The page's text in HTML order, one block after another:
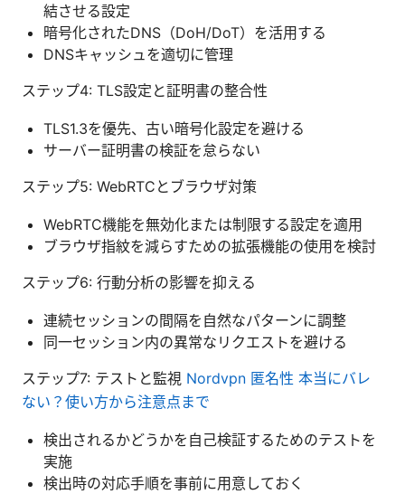
結させる設定
暗号化されたDNS（DoH/DoT）を活用する
DNSキャッシュを適切に管理
ステップ4: TLS設定と証明書の整合性
TLS1.3を優先、古い暗号化設定を避ける
サーバー証明書の検証を怠らない
ステップ5: WebRTCとブラウザ対策
WebRTC機能を無効化または制限する設定を適用
ブラウザ指紋を減らすための拡張機能の使用を検討
ステップ6: 行動分析の影響を抑える
連続セッションの間隔を自然なパターンに調整
同一セッション内の異常なリクエストを避ける
ステップ7: テストと監視 Nordvpn 匿名性 本当にバレ
ない？使い方から注意点まで
検出されるかどうかを自己検証するためのテストを
実施
検出時の対応手順を事前に用意しておく